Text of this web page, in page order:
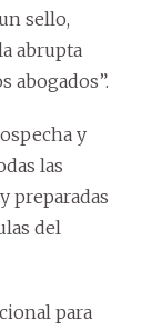
sello,
abrupta
abogados”.
y
las
preparadas
del
para